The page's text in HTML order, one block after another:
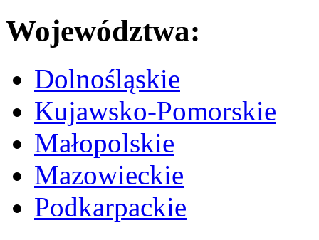
Województwa:
Dolnośląskie
Kujawsko-Pomorskie
Małopolskie
Mazowieckie
Podkarpackie